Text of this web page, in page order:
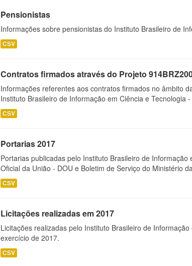
Pensionistas
Informações sobre pensionistas do Instituto Brasileiro de
CSV
Contratos firmados através do Projeto
Informações referentes aos contratos firmados no âmbito
Instituto Brasileiro de Informação em Ciência e Tecnologia
CSV
Portarias 2017
Portarias publicadas pelo Instituto Brasileiro de
Oficial da União - DOU e Boletim de Serviço do Ministério
CSV
Licitações realizadas em 2017
Licitações realizadas pelo Instituto Brasileiro de
exercício de 2017.
CSV